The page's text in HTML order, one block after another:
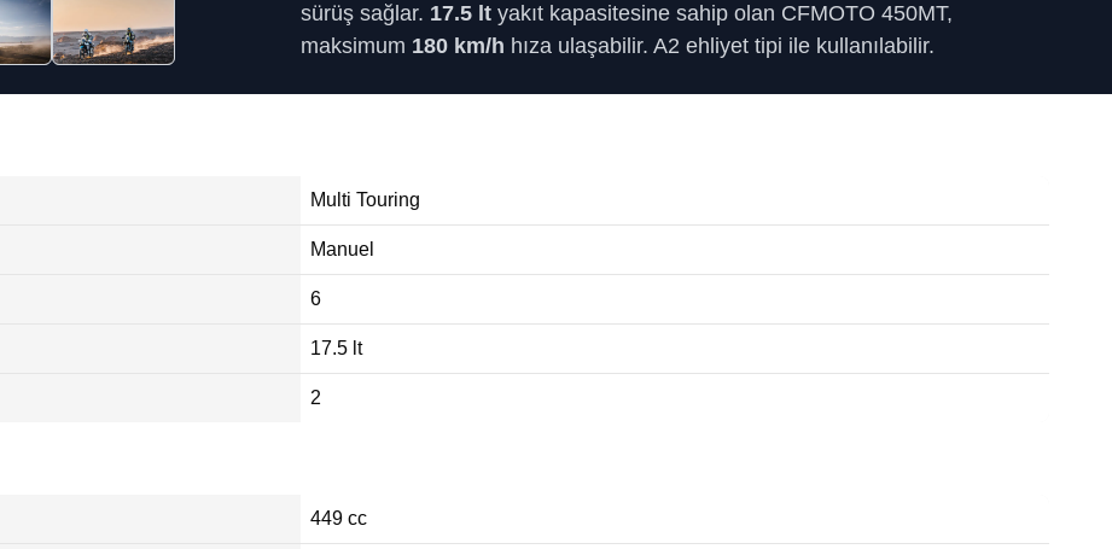
sürüş sağlar. 17.5 lt yakıt kapasitesine sahip olan CFMOTO 450MT,
maksimum 180 km/h hıza ulaşabilir. A2 ehliyet tipi ile kullanılabilir.
Multi Touring
Manuel
6
17.5 lt
2
449 cc